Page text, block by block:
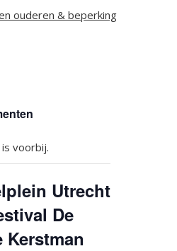
voorbij.
Utrecht
De
Kerstman